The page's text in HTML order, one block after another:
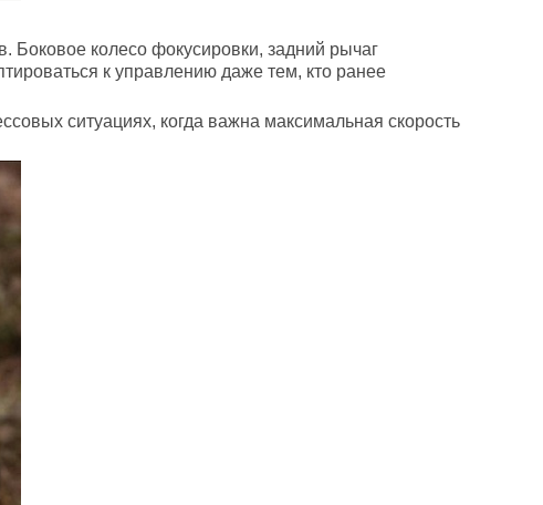
Боковое колесо фокусировки, задний рычаг
к управлению даже тем, кто ранее
ситуациях, когда важна максимальная скорость